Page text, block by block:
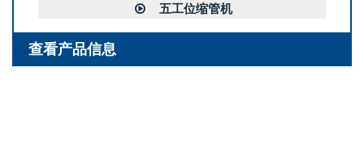
五工位缩管机
查看产品信息